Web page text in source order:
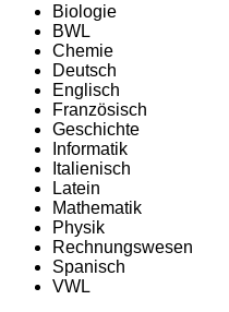
Biologie
BWL
Chemie
Deutsch
Englisch
Französisch
Geschichte
Informatik
Italienisch
Latein
Mathematik
Physik
Rechnungswesen
Spanisch
VWL